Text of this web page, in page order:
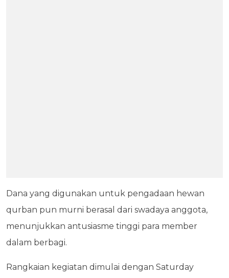
Dana yang digunakan untuk pengadaan hewan
qurban pun murni berasal dari swadaya anggota,
menunjukkan antusiasme tinggi para member
dalam berbagi.
Rangkaian kegiatan dimulai dengan Saturday